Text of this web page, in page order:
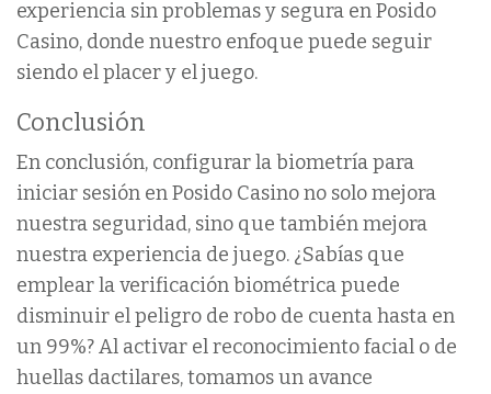
experiencia sin problemas y segura en Posido
Casino, donde nuestro enfoque puede seguir
siendo el placer y el juego.
Conclusión
En conclusión, configurar la biometría para
iniciar sesión en Posido Casino no solo mejora
nuestra seguridad, sino que también mejora
nuestra experiencia de juego. ¿Sabías que
emplear la verificación biométrica puede
disminuir el peligro de robo de cuenta hasta en
un 99%? Al activar el reconocimiento facial o de
huellas dactilares, tomamos un avance